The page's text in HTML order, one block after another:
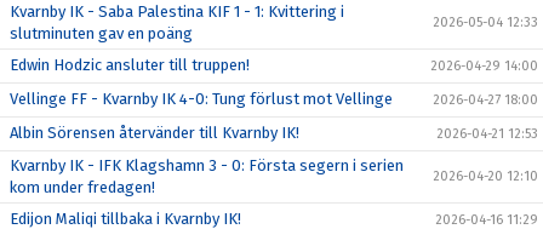
Kvarnby IK - Saba Palestina KIF 1 - 1: Kvittering i
slutminuten gav en poäng
2026-05-04 12:33
Edwin Hodzic ansluter till truppen! 2026-04-29 14:00
Vellinge FF - Kvarnby IK 4-0: Tung förlust mot Vellinge 2026-04-27 18:00
Albin Sörensen återvänder till Kvarnby IK! 2026-04-21 12:53
Kvarnby IK - IFK Klagshamn 3 - 0: Första segern i serien
kom under fredagen!
2026-04-20 12:10
Edijon Maliqi tillbaka i Kvarnby IK! 2026-04-16 11:29